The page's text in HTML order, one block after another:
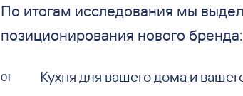
По итогам исследования мы
позиционирования нового бренда:
Кухня для вашего дома и